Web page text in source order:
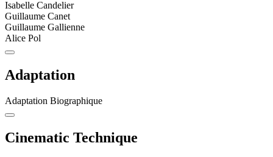
Isabelle Candelier
Guillaume Canet
Guillaume Gallienne
Alice Pol
Adaptation
Adaptation Biographique
Cinematic Technique